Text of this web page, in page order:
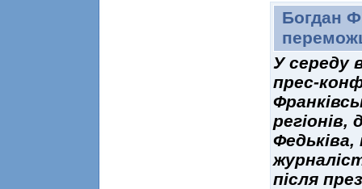
Богдан
У середу
прес-
регіонів,
Федьківа,
після